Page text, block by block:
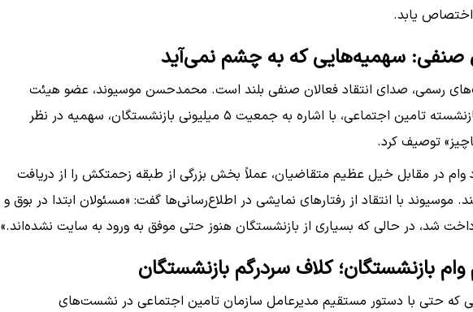
یابد.
صنفی: سهمیه‌هایی که به چشم نمی‌آید
رسمی، صدای انتقاد فعالان صنفی بلند است. محمدحسن موسیوند، عضو هیئت
مدیره کانون کارگران بازنشسته تامین اجتماعی، با اشاره به جمعیت ۵ میلیونی بازنشستگان، سهمیه در نظر
توصیف کرد.
وام در مقابل خیل عظیم متقاضیان، عملاً بخش بزرگی از طبقه زحمتکش را از دریافت
با انتقاد از رفتارهای نمایشی در اطلاع‌رسانی‌ها گفت: «مسئولان ابتدا در بوق و
شد، در حالی که بسیاری از بازنشستگان هنوز حتی موفق به ورود به سایت نشده‌اند.»
وام بازنشستگان؛ کلاف سردرگم بازنشستگان
که حتی با دستور مستقیم مدیرعامل سازمان تامین اجتماعی در نشست‌های